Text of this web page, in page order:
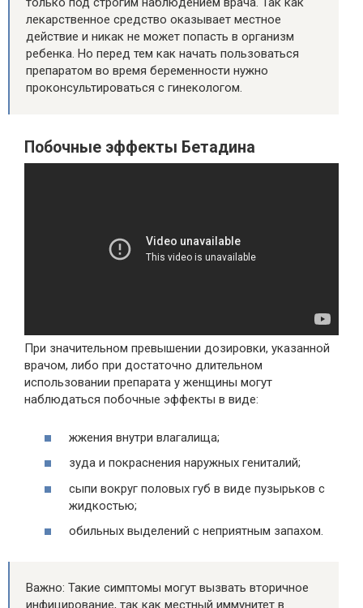
лекарственное средство оказывает местное
действие и никак не может попасть в организм
ребенка. Но перед тем как начать пользоваться
препаратом во время беременности нужно
проконсультироваться с гинекологом.
Побочные эффекты Бетадина
При значительном превышении дозировки, указанной
врачом, либо при достаточно длительном
использовании препарата у женщины могут
наблюдаться побочные эффекты в виде:
жжения внутри влагалища;
зуда и покраснения наружных гениталий;
сыпи вокруг половых губ в виде пузырьков с
жидкостью;
обильных выделений с неприятным запахом.
Важно: Такие симптомы могут вызвать вторичное
инфицирование, так как местный иммунитет в